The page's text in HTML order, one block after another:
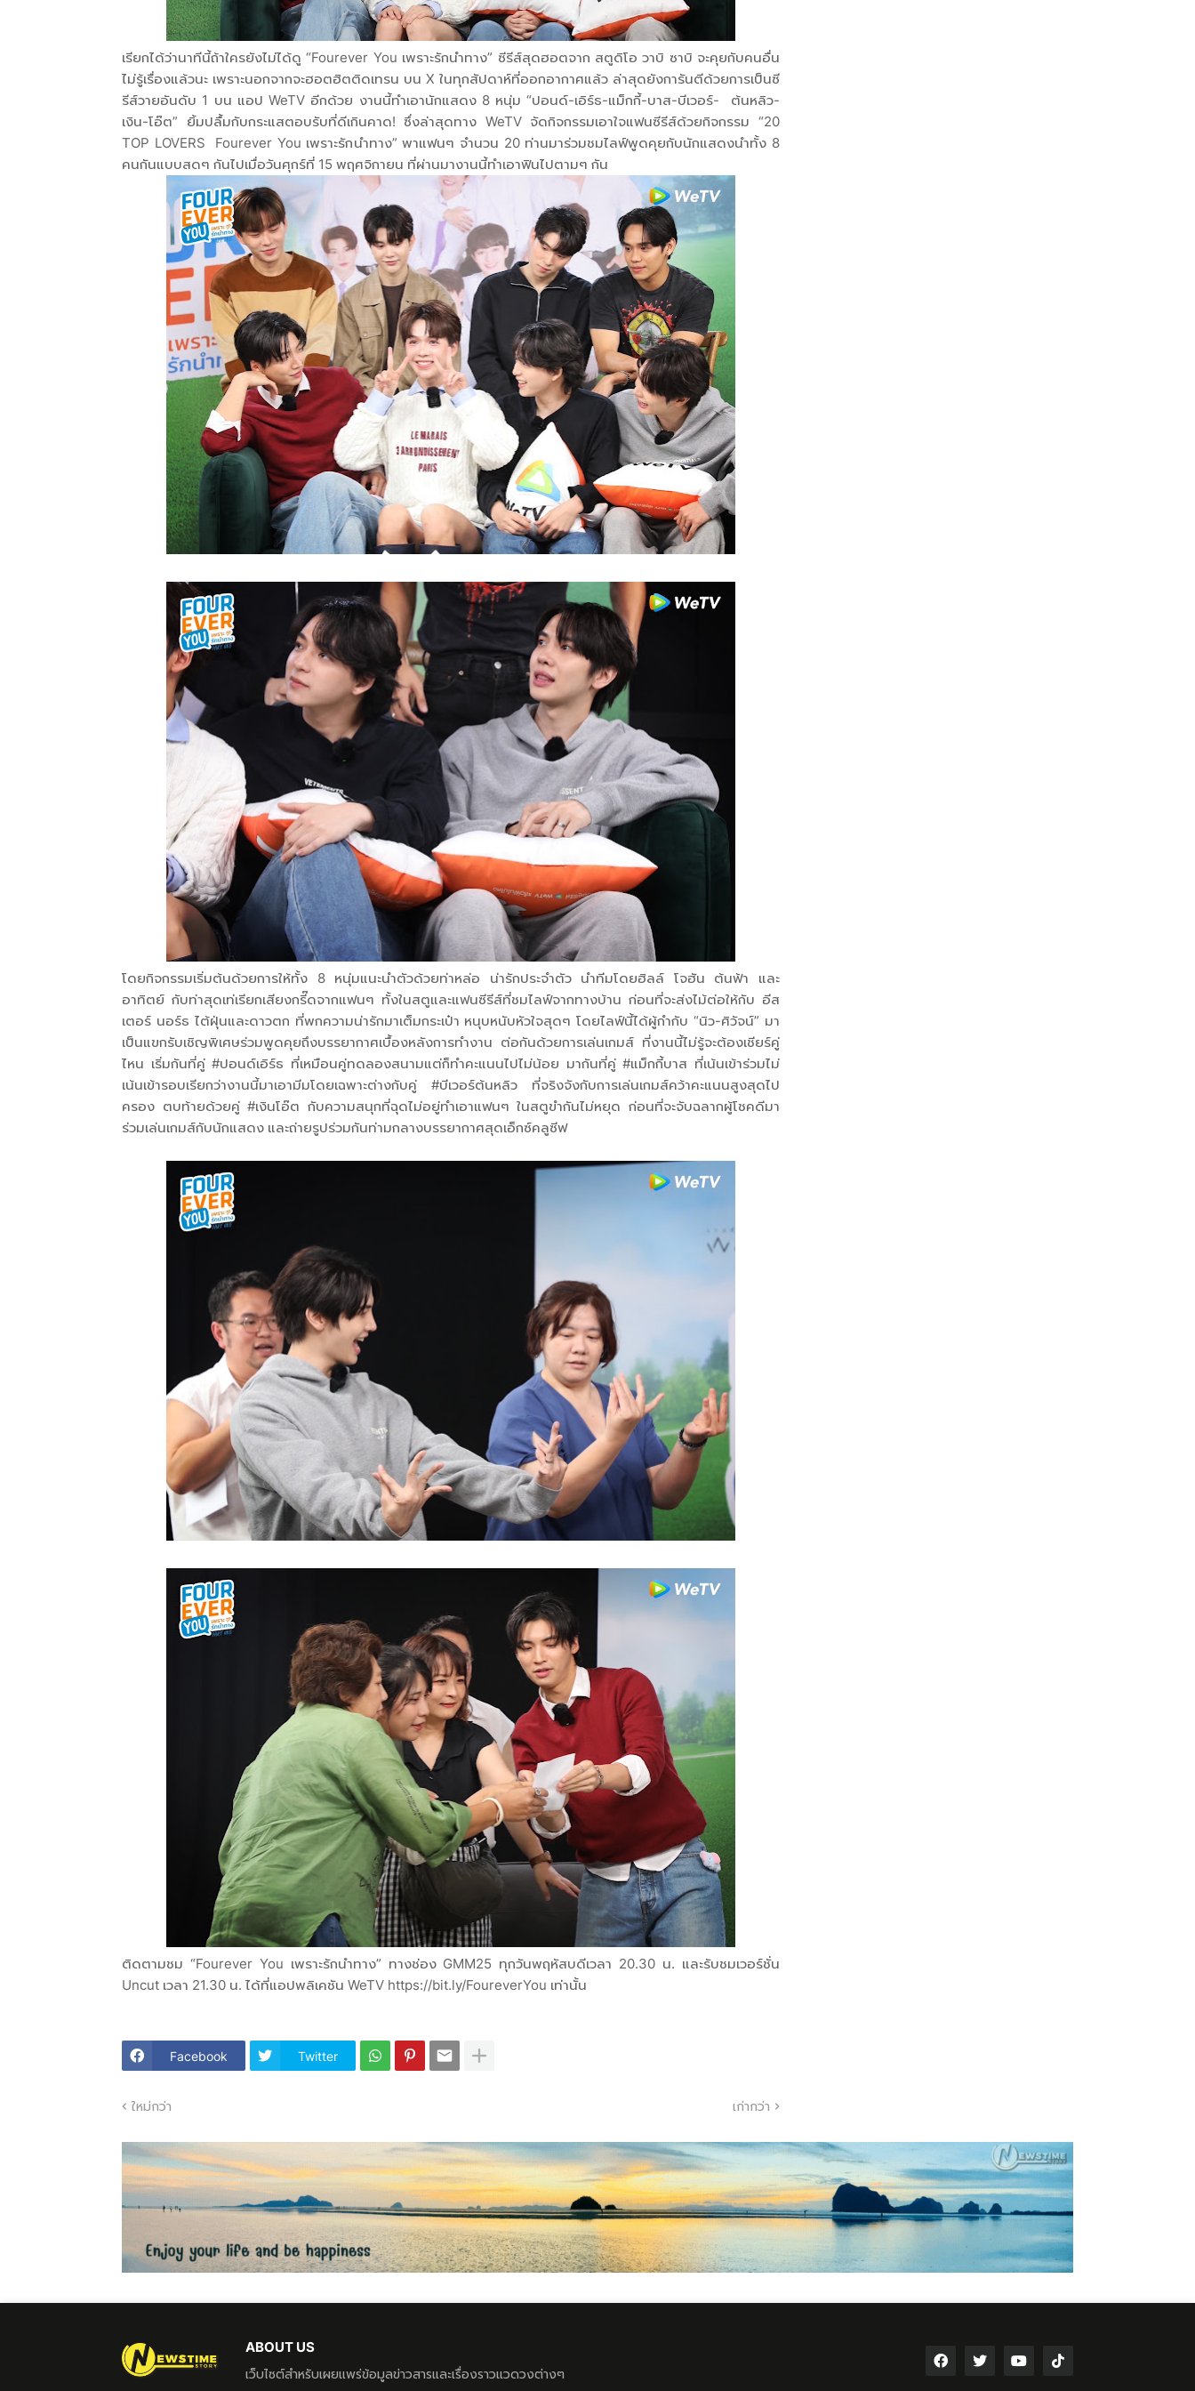
เรียกได้ว่านาทีนี้ถ้าใครยังไม่ได้ดู “Fourever You เพราะรักนำทาง” ซีรีส์สุดฮอตจาก สตูดิโอ วาบิ ซาบิ จะคุยกับคนอื่น
ไม่รู้เรื่องแล้วนะ เพราะนอกจากจะฮอตฮิตติดเทรน บน X ในทุกสัปดาห์ที่ออกอากาศแล้ว ล่าสุดยังการันตีด้วยการเป็นซี
รีส์วายอันดับ 1 บน แอป WeTV อีกด้วย งานนี้ทำเอานักแสดง 8 หนุ่ม “ปอนด์-เอิร์ธ-แม็กกี้-บาส-บีเวอร์- ต้นหลิว-
เงิน-โอ๊ต” ยิ้มปลื้มกับกระแสตอบรับที่ดีเกินคาด! ซึ่งล่าสุดทาง WeTV จัดกิจกรรมเอาใจแฟนซีรีส์ด้วยกิจกรรม “20
TOP LOVERS Fourever You เพราะรักนำทาง” พาแฟนๆ จำนวน 20 ท่านมาร่วมชมไลฟ์พูดคุยกับนักแสดงนำทั้ง 8
คนกันแบบสดๆ กันไปเมื่อวันศุกร์ที่ 15 พฤศจิกายน ที่ผ่านมางานนี้ทำเอาฟินไปตามๆ กัน
โดยกิจกรรมเริ่มต้นด้วยการให้ทั้ง 8 หนุ่มแนะนำตัวด้วยท่าหล่อ น่ารักประจำตัว นำทีมโดยฮิลล์ โจฮัน ต้นฟ้า และ
อาทิตย์ กับท่าสุดเท่เรียกเสียงกรี๊ดจากแฟนๆ ทั้งในสตูและแฟนซีรีส์ที่ชมไลฟ์จากทางบ้าน ก่อนที่จะส่งไม้ต่อให้กับ อีส
เตอร์ นอร์ธ ไต้ฝุ่นและดาวตก ที่พกความน่ารักมาเต็มกระเป๋า หนุบหนับหัวใจสุดๆ โดยไลฟ์นี้ได้ผู้กำกับ “นิว-ศิวัจน์” มา
เป็นแขกรับเชิญพิเศษร่วมพูดคุยถึงบรรยากาศเบื้องหลังการทำงาน ต่อกันด้วยการเล่นเกมส์ ที่งานนี้ไม่รู้จะต้องเชียร์คู่
ไหน เริ่มกันที่คู่ #ปอนด์เอิร์ธ ที่เหมือนคู่ทดลองสนามแต่ก็ทำคะแนนไปไม่น้อย มากันที่คู่ #แม็กกี้บาส ที่เน้นเข้าร่วมไม่
เน้นเข้ารอบเรียกว่างานนี้มาเอามีมโดยเฉพาะต่างกับคู่ #บีเวอร์ต้นหลิว ที่จริงจังกับการเล่นเกมส์คว้าคะแนนสูงสุดไป
ครอง ตบท้ายด้วยคู่ #เงินโอ๊ต กับความสนุกที่ฉุดไม่อยู่ทำเอาแฟนๆ ในสตูขำกันไม่หยุด ก่อนที่จะจับฉลากผู้โชคดีมา
ร่วมเล่นเกมส์กับนักแสดง และถ่ายรูปร่วมกันท่ามกลางบรรยากาศสุดเอ็กซ์คลูซีฟ
ติดตามชม “Fourever You เพราะรักนำทาง” ทางช่อง GMM25 ทุกวันพฤหัสบดีเวลา 20.30 น. และรับชมเวอร์ชั่น
Uncut เวลา 21.30 น. ได้ที่แอปพลิเคชัน WeTV https://bit.ly/FoureverYou เท่านั้น
Facebook Twitter
ใหม่กว่า เก่ากว่า
ABOUT US
เว็บไซต์สำหรับเผยแพร่ข้อมูลข่าวสารและเรื่องราวแวดวงต่างๆ